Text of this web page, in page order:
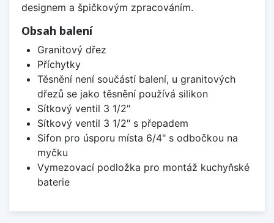
designem a špičkovým zpracováním.
Obsah balení
Granitový dřez
Příchytky
Těsnění není součástí balení, u granitových
dřezů se jako těsnění používá silikon
Sítkový ventil 3 1/2"
Sítkový ventil 3 1/2" s přepadem
Sifon pro úsporu místa 6/4" s odbočkou na
myčku
Vymezovací podložka pro montáž kuchyňské
baterie